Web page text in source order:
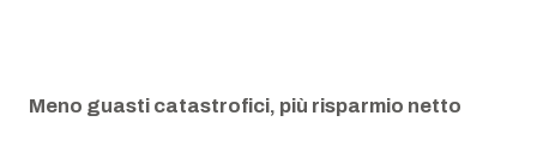
Meno guasti catastrofici, più risparmio netto